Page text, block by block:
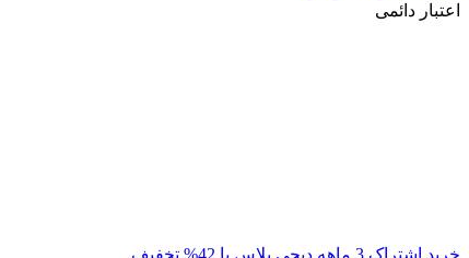
اعتبار دائمی
خرید اشتراک 3 ماهه دیجی پلاس با 42% تخفیف